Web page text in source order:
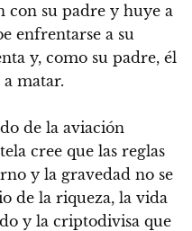
con su padre y huye a
enfrentarse a su
y, como su padre, él
matar.
de la aviación
cree que las reglas
y la gravedad no se
de la riqueza, la vida
y la criptodivisa que